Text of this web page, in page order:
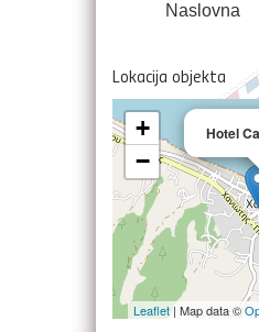
Naslovna
Lokacija objekta
Hotel
+
−
Leaflet| Map data ©